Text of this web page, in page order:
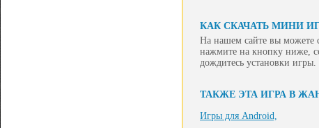
КАК СКАЧАТЬ МИНИ
На нашем сайте вы можете
нажмите на кнопку ниже,
дождитесь установки игры.
ТАКЖЕ ЭТА ИГРА В
Игры для Android,